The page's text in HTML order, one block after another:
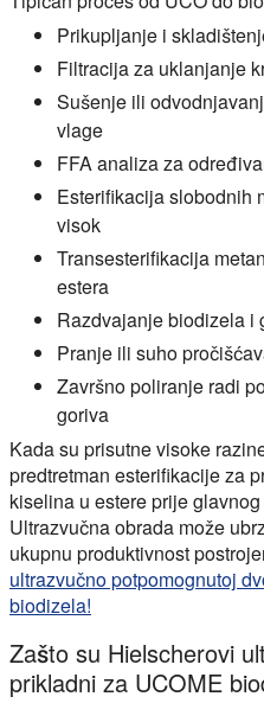
Prikupljanje i
Filtracija za uklanjanje
Sušenje ili
vlage
FFA analiza za
Esterifikacija slobodnih
visok
Transesterifikacija
estera
Razdvajanje biodizela i
Pranje ili suho
Završno poliranje radi
goriva
Kada su prisutne visoke
predtretman esterifikacije za
kiselina u estere prije
Ultrazvučna obrada može
ukupnu produktivnost
ultrazvučno potpomognutoj
biodizela!
Zašto su Hielscherovi
prikladni za UCOME